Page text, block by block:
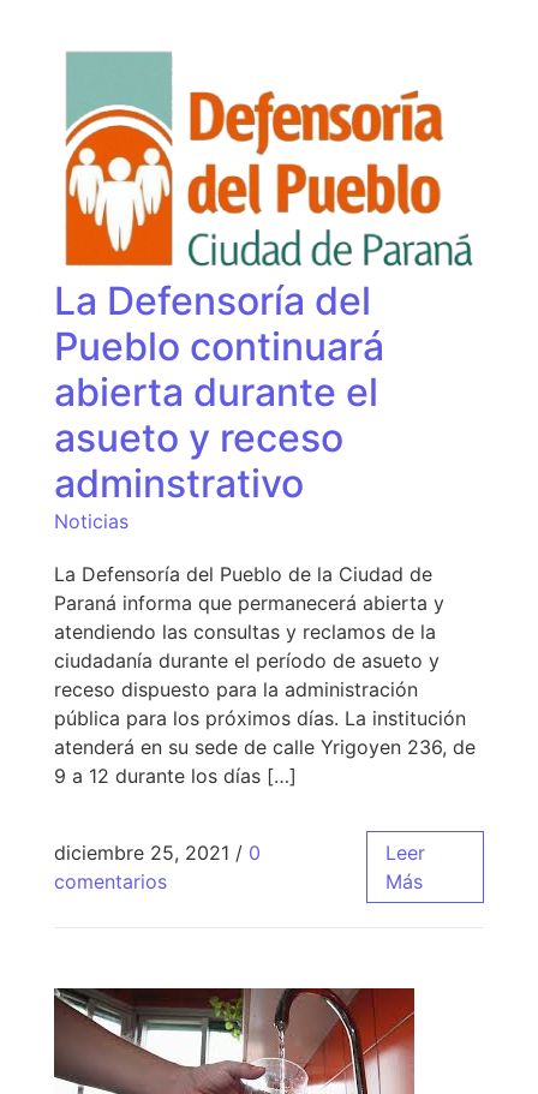
La Defensoría del
Pueblo continuará
abierta durante el
asueto y receso
adminstrativo
Noticias
La Defensoría del Pueblo de la Ciudad de
Paraná informa que permanecerá abierta y
atendiendo las consultas y reclamos de la
ciudadanía durante el período de asueto y
receso dispuesto para la administración
pública para los próximos días. La institución
atenderá en su sede de calle Yrigoyen 236, de
9 a 12 durante los días […]
diciembre 25, 2021 / 0
comentarios
Leer
Más